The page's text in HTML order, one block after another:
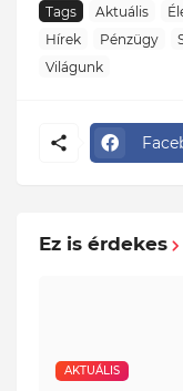
Tags Aktuális
Hírek
Pénzügy
Világunk
Ez is érdekes
AKTUÁLIS